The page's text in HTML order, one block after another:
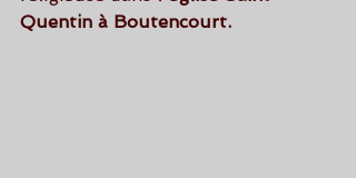
Quentin à Boutencourt.